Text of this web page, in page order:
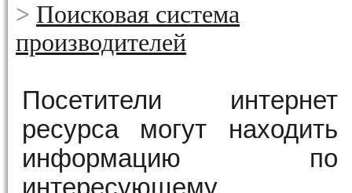
> Поисковая система
производителей
Посетители интернет
ресурса могут находить
информацию по